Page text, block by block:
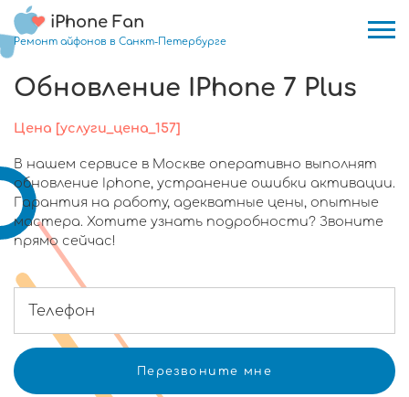
iPhone Fan
Ремонт айфонов в Санкт-Петербурге
Обновление IPhone 7 Plus
Цена [услуги_цена_157]
В нашем сервисе в Москве оперативно выполнят
обновление Iphone, устранение ошибки активации.
Гарантия на работу, адекватные цены, опытные
мастера. Хотите узнать подробности? Звоните
прямо сейчас!